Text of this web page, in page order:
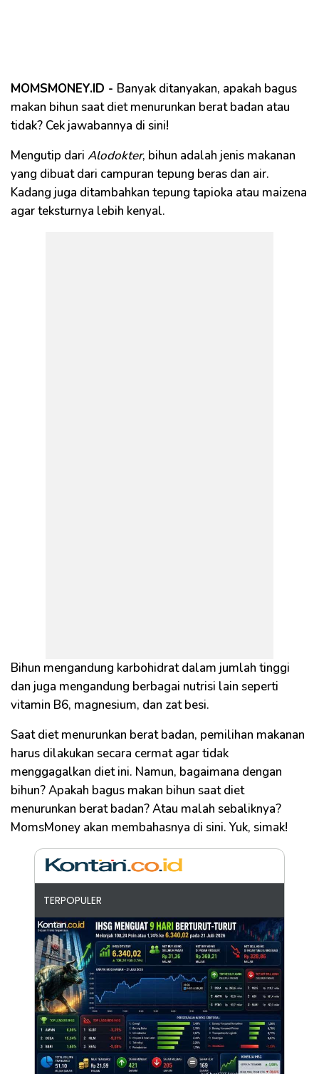
MOMSMONEY.ID - Banyak ditanyakan, apakah bagus
makan bihun saat diet menurunkan berat badan atau
tidak? Cek jawabannya di sini!
Mengutip dari Alodokter, bihun adalah jenis makanan
yang dibuat dari campuran tepung beras dan air.
Kadang juga ditambahkan tepung tapioka atau maizena
agar teksturnya lebih kenyal.
Bihun mengandung karbohidrat dalam jumlah tinggi
dan juga mengandung berbagai nutrisi lain seperti
vitamin B6, magnesium, dan zat besi.
Saat diet menurunkan berat badan, pemilihan makanan
harus dilakukan secara cermat agar tidak
menggagalkan diet ini. Namun, bagaimana dengan
bihun? Apakah bagus makan bihun saat diet
menurunkan berat badan? Atau malah sebaliknya?
MomsMoney akan membahasnya di sini. Yuk, simak!
TERPOPULER